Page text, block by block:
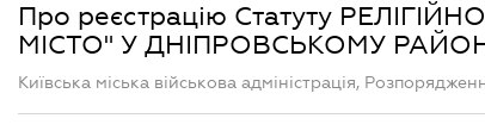
Про реєстрацію Статуту
МІСТО" У ДНІПРОВСЬКОМУ
Київська міська військова адміністрація,